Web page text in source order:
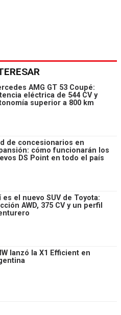
AMG GT 53 Coupé:
eléctrica de 544 CV y
superior a 800 km
de concesionarios en
cómo funcionarán los
DS Point en todo el país
es el nuevo SUV de Toyota:
AWD, 375 CV y un perfil
lanzó la X1 Efficient en